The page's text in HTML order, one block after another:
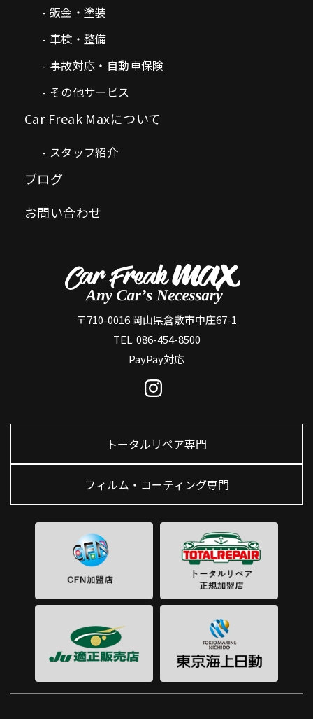
鈑金・塗装
車検・整備
事故対応・自動車保険
その他サービス
Car Freak Maxについて
スタッフ紹介
ブログ
お問い合わせ
〒710-0016 岡山県倉敷市中庄67-1
TEL. 086-454-8500
PayPay対応
トータルリペア専門
フィルム・コーティング専門